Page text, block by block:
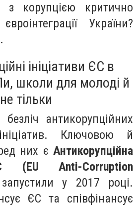
з корупцією критично
України?
ініціативи ЄС в
школи для молоді й
не тільки
безліч антикорупційних
Ключовою й
них є Антикорупційна
(EU Anti-Corruption
у 2017 році.
ЄС та співфінансує